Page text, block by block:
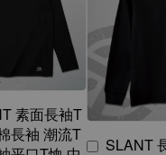
素面長袖T
長袖 潮流T
SLANT